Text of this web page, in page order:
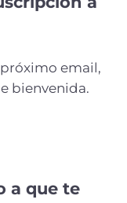
próximo email,
bienvenida.
a que te